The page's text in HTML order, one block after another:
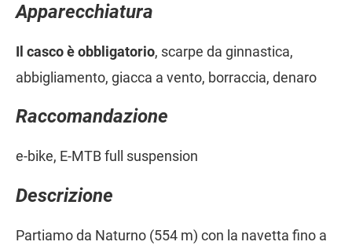
Apparecchiatura
Il casco è obbligatorio, scarpe da ginnastica,
abbigliamento, giacca a vento, borraccia, denaro
Raccomandazione
e-bike, E-MTB full suspension
Descrizione
Partiamo da Naturno (554 m) con la navetta fino a